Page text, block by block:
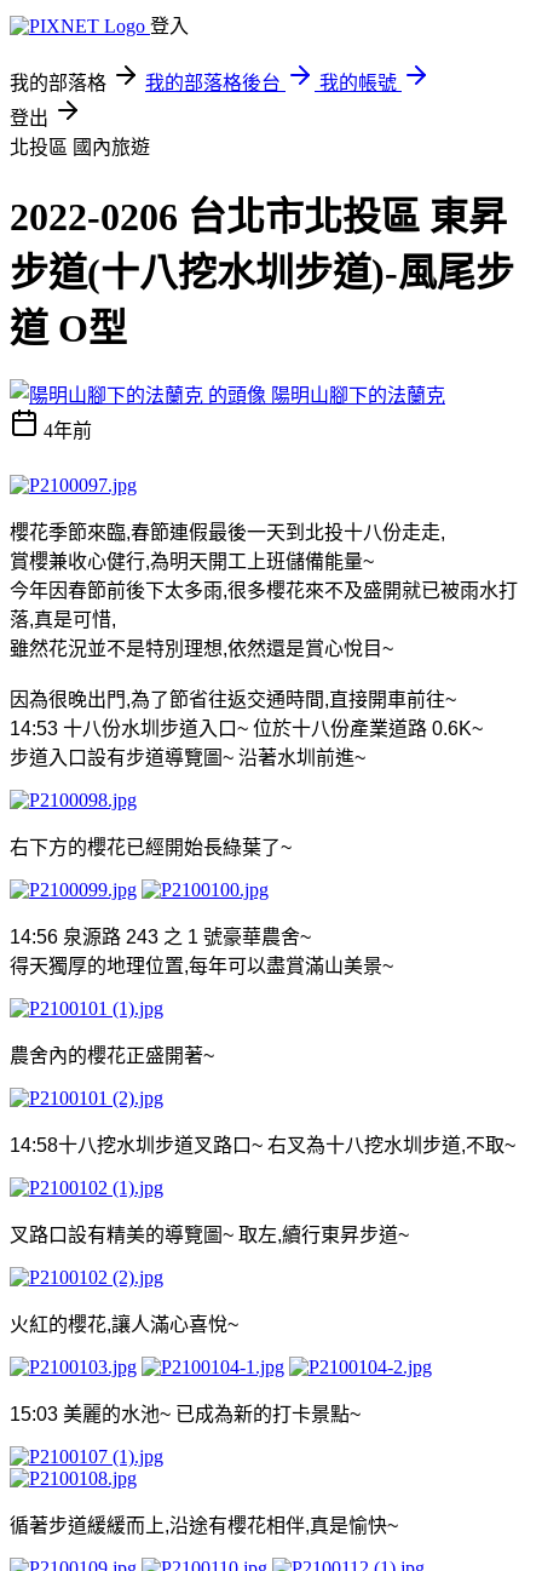
登入
我的部落格 我的部落格後台
我的帳號
登出
北投區 國內旅遊
2022-0206 台北市北投區 東昇
步道(十八挖水圳步道)-風尾步
道 O型
陽明山腳下的法蘭克
4年前
櫻花季節來臨,春節連假最後一天到北投十八份走走,
賞櫻兼收心健行,為明天開工上班儲備能量~
今年因春節前後下太多雨,很多櫻花來不及盛開就已被雨水打
落,真是可惜,
雖然花況並不是特別理想,依然還是賞心悅目~
因為很晚出門,為了節省往返交通時間,直接開車前往~
14:53 十八份水圳步道入口~ 位於十八份產業道路 0.6K~
步道入口設有步道導覽圖~ 沿著水圳前進~
右下方的櫻花已經開始長綠葉了~
14:56 泉源路 243 之 1 號豪華農舍~
得天獨厚的地理位置,每年可以盡賞滿山美景~
農舍內的櫻花正盛開著~
14:58十八挖水圳步道叉路口~ 右叉為十八挖水圳步道,不取~
叉路口設有精美的導覽圖~ 取左,續行東昇步道~
火紅的櫻花,讓人滿心喜悅~
15:03 美麗的水池~ 已成為新的打卡景點~
循著步道緩緩而上,沿途有櫻花相伴,真是愉快~